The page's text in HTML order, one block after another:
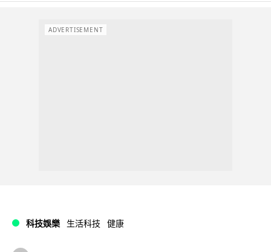
ADVERTISEMENT
科技娛樂 生活科技 健康